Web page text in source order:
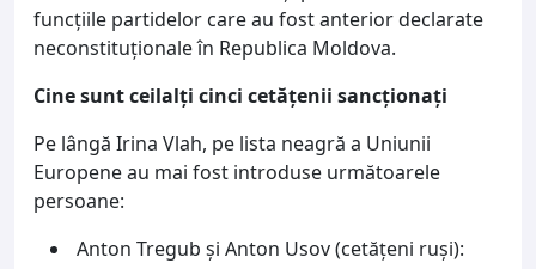
funcțiile partidelor care au fost anterior declarate
neconstituționale în Republica Moldova.
Cine sunt ceilalți cinci cetățenii sancționați
Pe lângă Irina Vlah, pe lista neagră a Uniunii
Europene au mai fost introduse următoarele
persoane:
Anton Tregub și Anton Usov (cetățeni ruși):